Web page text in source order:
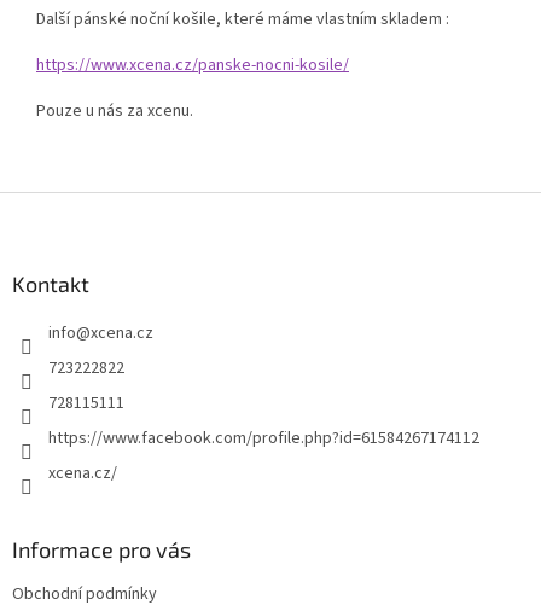
Další pánské noční košile, které máme vlastním skladem :
https://www.xcena.cz/panske-nocni-kosile/
Pouze u nás za xcenu.
Kontakt
info@xcena.cz
723222822
728115111
https://www.facebook.com/profile.php?id=61584267174112
xcena.cz/
Informace pro vás
Obchodní podmínky